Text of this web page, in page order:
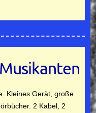
Kleines Gerät, große
2 Kabel, 2